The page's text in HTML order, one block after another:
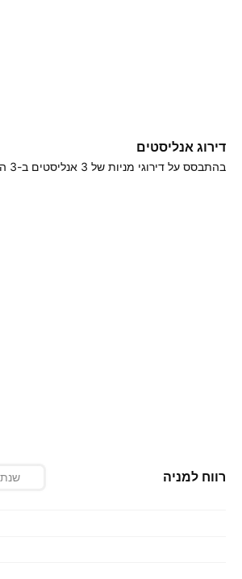
דירוג אנליסטים
בהתבסס על דירוגי מניות של ‎3‎ אנליסטים ב-3 החודשים האחרונים.
רווח למניה